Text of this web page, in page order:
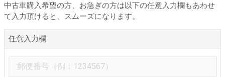
中古車購入希望の方、お急ぎの方は以下の任意入力欄もあわせ
て入力頂けると、スムーズになります。
任意入力欄